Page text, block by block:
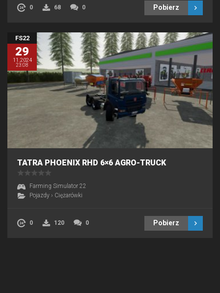
0 68 0 Pobierz
FS22
29
11.2024
23:08
TATRA PHOENIX RHD 6×6 AGRO-TRUCK
Farming Simulator 22
Pojazdy › Ciężarówki
0 120 0 Pobierz